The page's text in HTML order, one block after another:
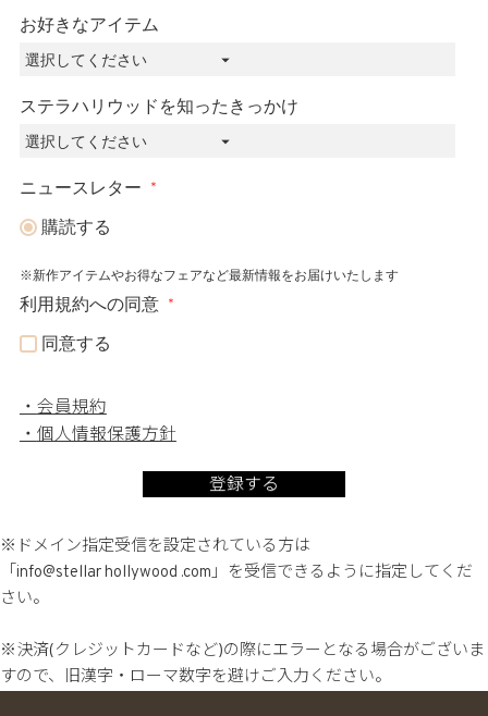
お好きなアイテム
ステラハリウッドを知ったきっかけ
ニュースレター
購読する
※新作アイテムやお得なフェアなど最新情報をお届けいたします
利用規約への同意
同意する
会員規約
個人情報保護方針
登録する
※ドメイン指定受信を設定されている方は
「info@stellar hollywood .com」を受信できるように指定してくだ
さい。
※決済(クレジットカードなど)の際にエラーとなる場合がございま
すので、旧漢字・ローマ数字を避けご入力ください。